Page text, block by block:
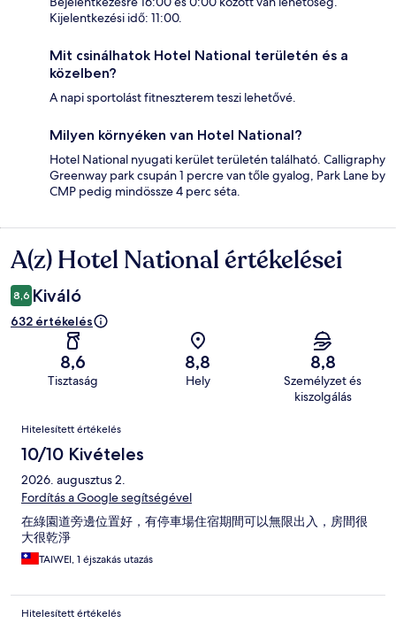
Kijelentkezési idő: 11:00.
Mit csinálhatok Hotel National területén és a
közelben?
A napi sportolást fitneszterem teszi lehetővé.
Milyen környéken van Hotel National?
Hotel National nyugati kerület területén található. Calligraphy
Greenway park csupán 1 percre van tőle gyalog, Park Lane by
CMP pedig mindössze 4 perc séta.
Értékelések
A(z) Hotel National értékelései
8,6 Kiváló
632 értékelés
8,6
Tisztaság
8,8
Hely
8,8
Személyzet és
kiszolgálás
Értékelések
Hitelesített értékelés
10/10 Kivételes
2026. augusztus 2.
Fordítás a Google segítségével
在綠園道旁邊位置好，有停車場住宿期間可以無限出入，房間很
大很乾淨
TAIWEI, 1 éjszakás utazás
Hitelesített értékelés